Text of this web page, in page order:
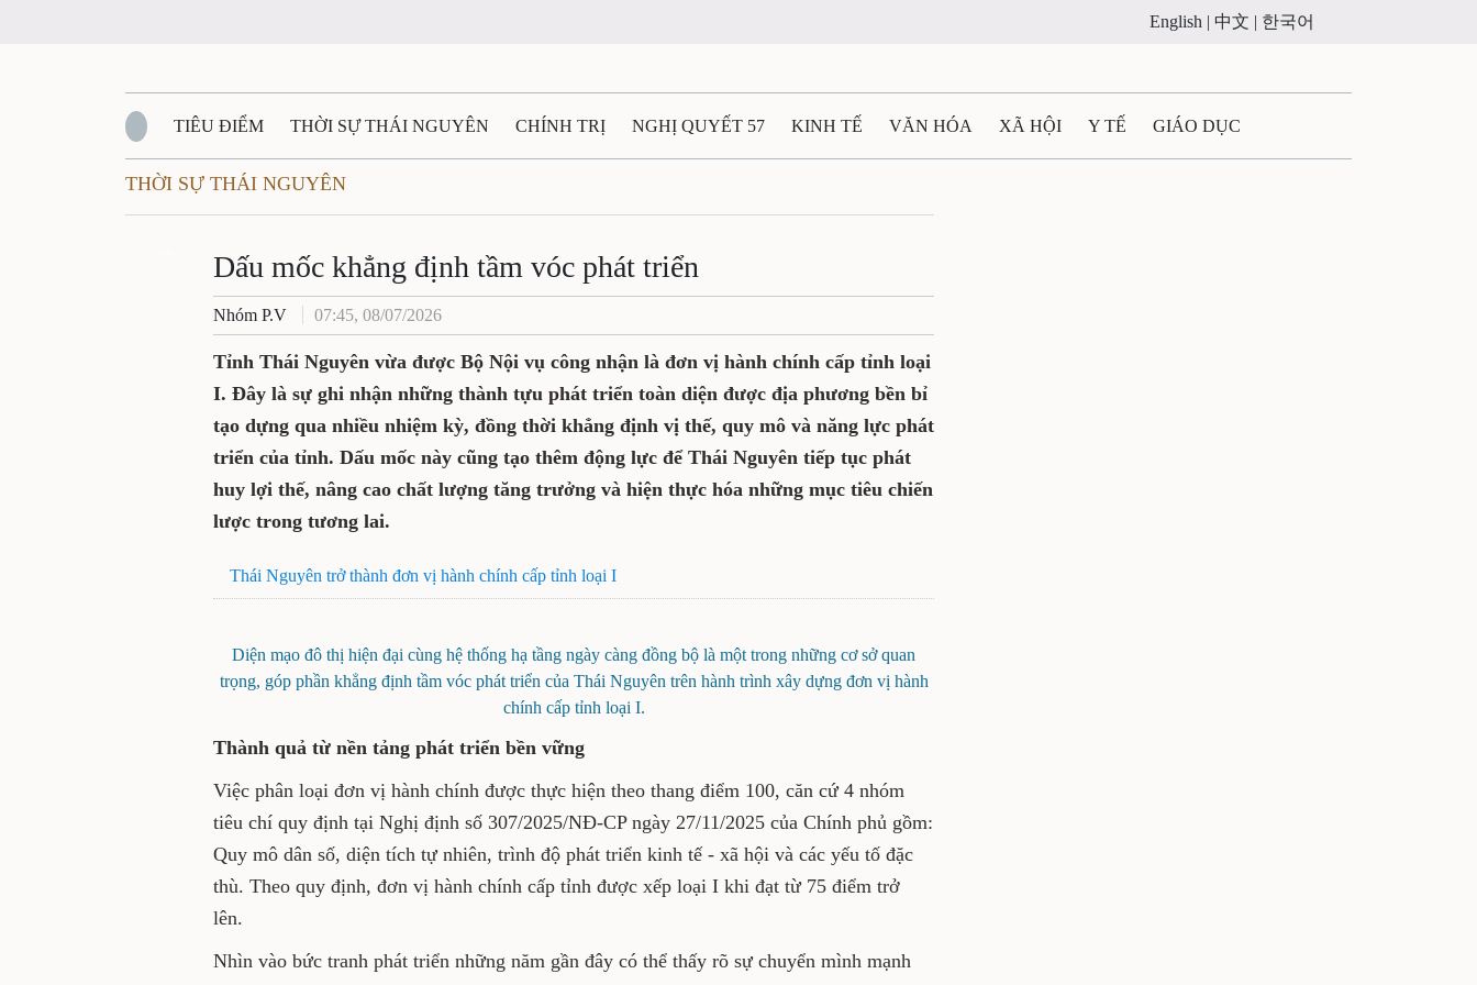
English | 中文 | 한국어
TIÊU ĐIỂM THỜI SỰ THÁI NGUYÊN CHÍNH TRỊ NGHỊ QUYẾT 57 KINH TẾ VĂN HÓA XÃ HỘI Y TẾ GIÁO DỤC
QUỐC PHÒNG - AN NINH
QUÊ HƯƠNG - ĐẤT NƯỚC QUỐC TẾ TÀI NGUYÊN - MÔI TRƯỜNG
VĂN BẢN, CHÍNH SÁCH MỚI VĂN NGHỆ THÁI NGUYÊN
THỜI SỰ THÁI NGUYÊN
Dấu mốc khẳng định tầm vóc phát triển
Nhóm P.V 07:45, 08/07/2026
Tỉnh Thái Nguyên vừa được Bộ Nội vụ công nhận là đơn vị hành chính cấp tỉnh loại
I. Đây là sự ghi nhận những thành tựu phát triển toàn diện được địa phương bền bỉ
tạo dựng qua nhiều nhiệm kỳ, đồng thời khẳng định vị thế, quy mô và năng lực phát
triển của tỉnh. Dấu mốc này cũng tạo thêm động lực để Thái Nguyên tiếp tục phát
huy lợi thế, nâng cao chất lượng tăng trưởng và hiện thực hóa những mục tiêu chiến
lược trong tương lai.
Thái Nguyên trở thành đơn vị hành chính cấp tỉnh loại I
Diện mạo đô thị hiện đại cùng hệ thống hạ tầng ngày càng đồng bộ là một trong những cơ sở quan
trọng, góp phần khẳng định tầm vóc phát triển của Thái Nguyên trên hành trình xây dựng đơn vị hành
chính cấp tỉnh loại I.
Thành quả từ nền tảng phát triển bền vững
Việc phân loại đơn vị hành chính được thực hiện theo thang điểm 100, căn cứ 4 nhóm
tiêu chí quy định tại Nghị định số 307/2025/NĐ-CP ngày 27/11/2025 của Chính phủ gồm:
Quy mô dân số, diện tích tự nhiên, trình độ phát triển kinh tế - xã hội và các yếu tố đặc
thù. Theo quy định, đơn vị hành chính cấp tỉnh được xếp loại I khi đạt từ 75 điểm trở
lên.
Nhìn vào bức tranh phát triển những năm gần đây có thể thấy rõ sự chuyển mình mạnh